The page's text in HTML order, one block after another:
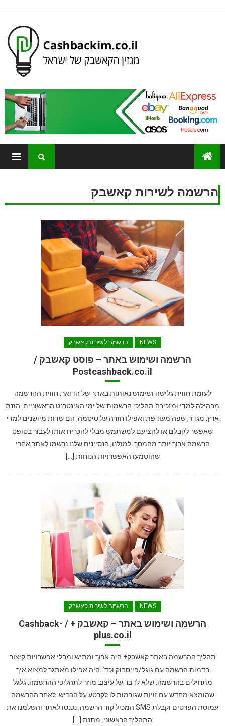
הרשמה לשירות קאשבק
NEWS הרשמה לשירות קאשבק
הרשמה ושימוש באתר – פוסט קאשבק /
Postcashback.co.il
לעומת חווית גלישה ושימוש נאותות באתר של הדואר, חווית ההרשמה
מבהילה למדי ומזכירה תהליכי הרשמות של ימי האינטרנט הראשוניים. הזנת
ארץ, מגדר, שפה מעודפת ואפילו חזרה על סיסמה, הם שדות מיושנים למדי
שאפשר לקבלם או להציעם למשתמש מבלי להכריח אותו לעבור בטופס
הרשמה ארוך יותר מהמסך. למזלנו, הנסיינים שלנו נרשמו לאתר אחרי
שהוטמעו האפשרויות הנוחות […]
NEWS הרשמה לשירות קאשבק
הרשמה ושימוש באתר – קאשבק + / Cashback-
plus.co.il
תהליך ההרשמה באתר קאשבק+ היה ארוך ומתיש ומבלי אפשרויות קיצור
בדמות הרשמה עם גוגל/פייסבוק וכד'. היה אפילו מאתגר למצוא איך
מתחילים בהרשמה, שלא לדבר על עיצוב מוזר לתהליכי ההרשמה, גלגל
שהומצא מחדש עם זויות שגורמות לו לקרטע על הכביש. לאחר ההרשמה
עמוסת הפרטים וקבלת SMS המכיל קוד הרשמה, נכנסו לאתר והשלמנו את
התהליך הראשוני. מתנת […]